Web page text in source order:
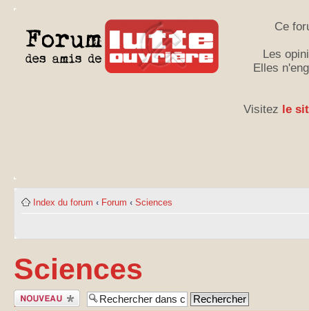
Ce
Les
Elles
Visitez le
Index du forum ‹ Forum ‹ Sciences
Sciences
Publier un
nouveau sujet